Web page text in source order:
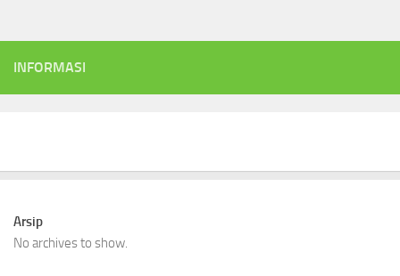
INFORMASI
Arsip
No archives to show.